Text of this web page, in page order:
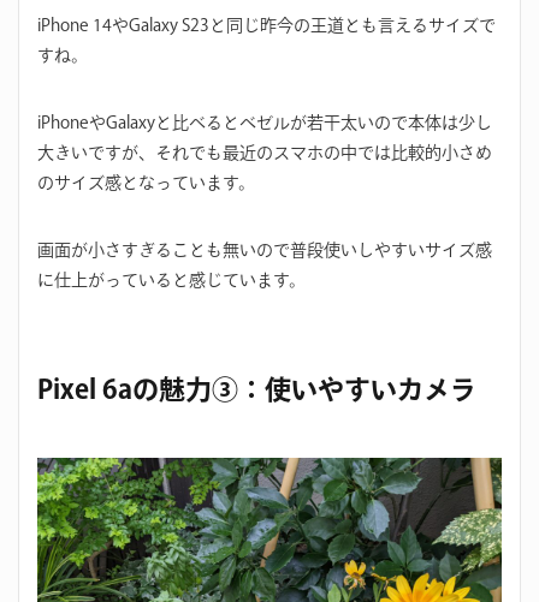
iPhone 14やGalaxy S23と同じ昨今の王道とも言えるサイズで
すね。
iPhoneやGalaxyと比べるとベゼルが若干太いので本体は少し
大きいですが、それでも最近のスマホの中では比較的小さめ
のサイズ感となっています。
画面が小さすぎることも無いので普段使いしやすいサイズ感
に仕上がっていると感じています。
Pixel 6aの魅力③：使いやすいカメラ